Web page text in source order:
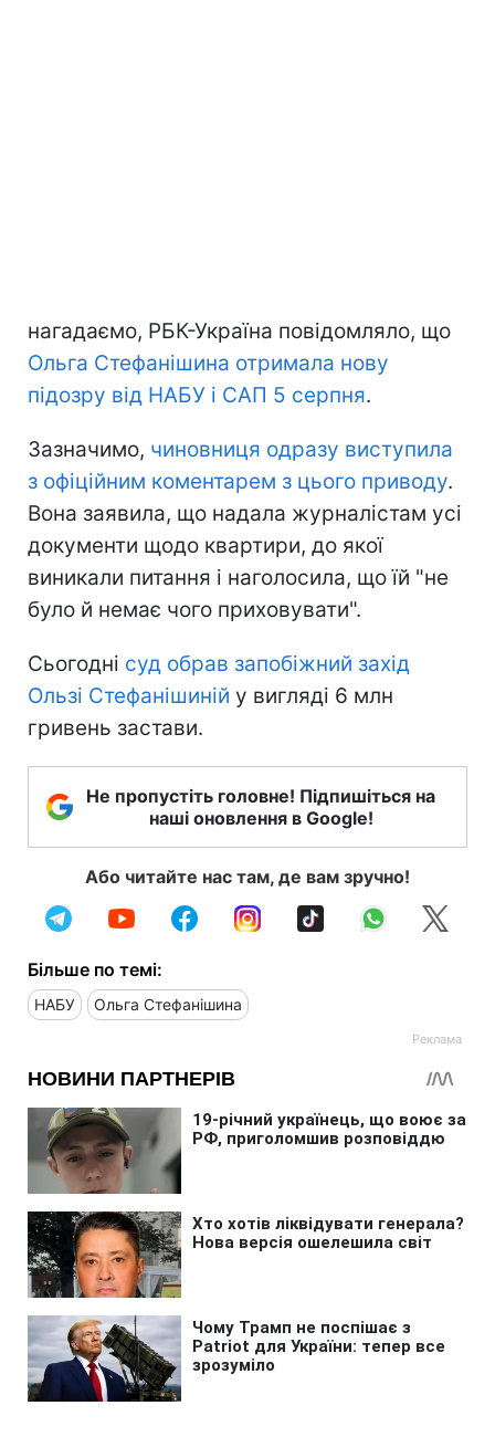
нагадаємо, РБК-Україна повідомляло, що
Ольга Стефанішина отримала нову
підозру від НАБУ і САП 5 серпня.
Зазначимо, чиновниця одразу виступила
з офіційним коментарем з цього приводу.
Вона заявила, що надала журналістам усі
документи щодо квартири, до якої
виникали питання і наголосила, що їй "не
було й немає чого приховувати".
Сьогодні суд обрав запобіжний захід
Ользі Стефанішиній у вигляді 6 млн
гривень застави.
Не пропустіть головне! Підпишіться на
наші оновлення в Google!
Або читайте нас там, де вам зручно!
Більше по темі:
НАБУ Ольга Стефанішина